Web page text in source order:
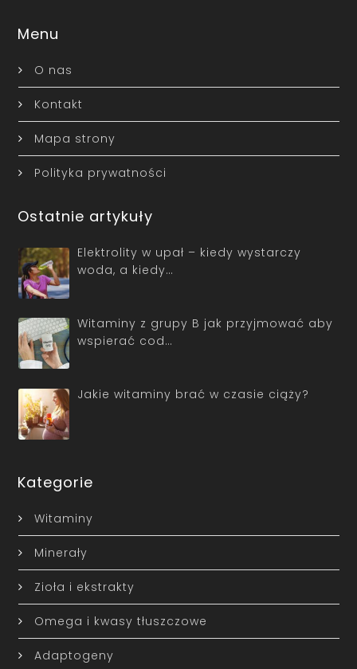
Menu
O nas
Kontakt
Mapa strony
Polityka prywatności
Ostatnie artykuły
Elektrolity w upał – kiedy wystarczy
woda, a kiedy…
Witaminy z grupy B jak przyjmować aby
wspierać cod…
Jakie witaminy brać w czasie ciąży?
Kategorie
Witaminy
Minerały
Zioła i ekstrakty
Omega i kwasy tłuszczowe
Adaptogeny